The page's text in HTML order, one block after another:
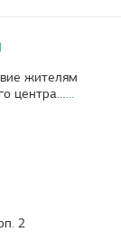
2
жителям
центра…...